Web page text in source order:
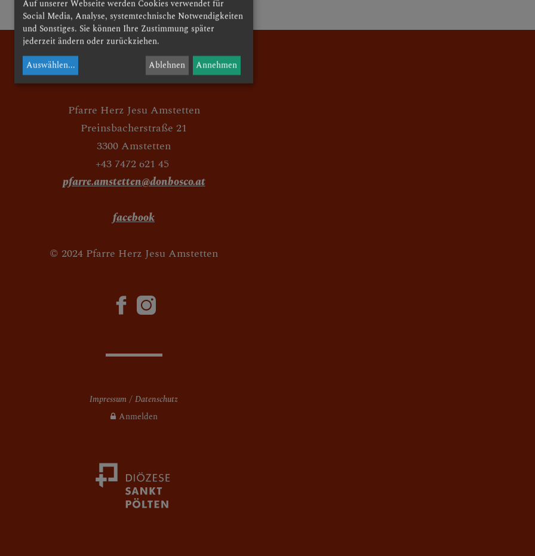
Pfarre Herz Jesu Amstetten
Preinsbacherstraße 21
3300 Amstetten
+43 7472 621 45
pfarre.amstetten@donbosco.at
facebook
© 2024 Pfarre Herz Jesu Amstetten
Impressum
Datenschutz
Anmelden
Auf unserer Webseite werden Cookies verwendet für
Social Media, Analyse, systemtechnische Notwendigkeiten
und Sonstiges. Sie können Ihre Zustimmung später
jederzeit ändern oder zurückziehen.
Auswählen... Ablehnen Annehmen